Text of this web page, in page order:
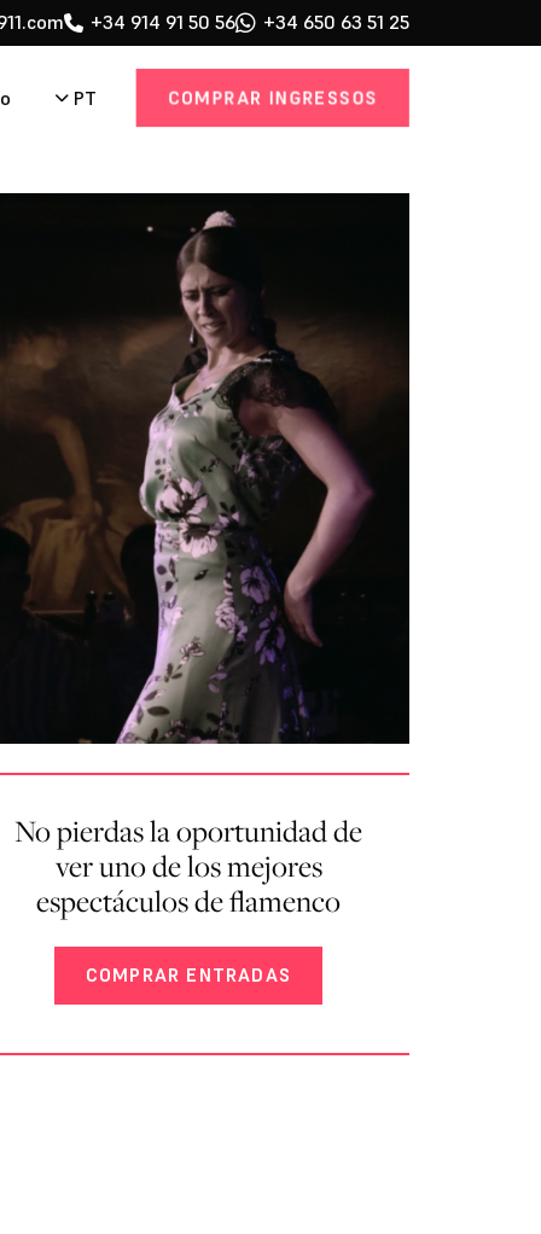
+34 914 91 50 56 +34 650 63 51 25
PT COMPRAR INGRESSOS
No pierdas la oportunidad de
ver uno de los mejores
espectáculos de flamenco
COMPRAR ENTRADAS